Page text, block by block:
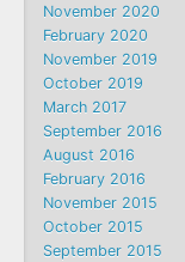
November 2020
February 2020
November 2019
October 2019
March 2017
September 2016
August 2016
February 2016
November 2015
October 2015
September 2015